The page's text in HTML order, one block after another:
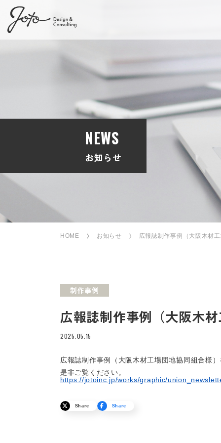
NEWS
お知らせ
HOME お知らせ 広報誌制作事例（大阪木材
制作事例
広報誌制作事例（大阪木
2025.05.15
広報誌制作事例（大阪木材工場団地協同組合様
是非ご覧ください。
https://jotoinc.jp/works/graphic/
Share Share